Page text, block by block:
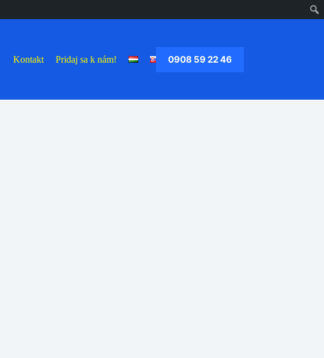
Kontakt Pridaj sa k nám! 0908 59 22 46